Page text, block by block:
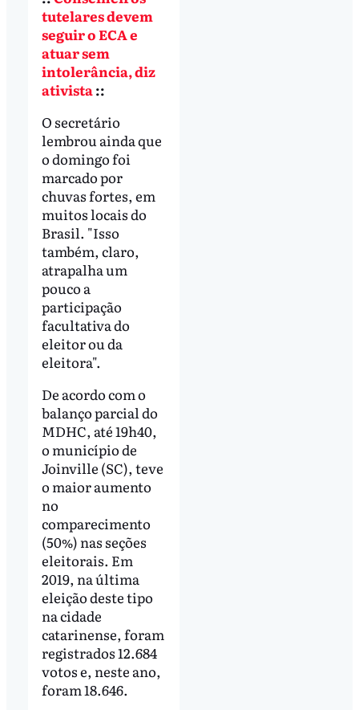
tutelares devem
seguir o ECA e
atuar sem
intolerância, diz
ativista::
O secretário
lembrou ainda que
o domingo foi
marcado por
chuvas fortes, em
muitos locais do
Brasil. "Isso
também, claro,
atrapalha um
pouco a
participação
facultativa do
eleitor ou da
eleitora".
De acordo com o
balanço parcial do
MDHC, até 19h40,
o município de
Joinville (SC), teve
o maior aumento
no
comparecimento
(50%) nas seções
eleitorais. Em
2019, na última
eleição deste tipo
na cidade
catarinense, foram
registrados 12.684
votos e, neste ano,
foram 18.646.